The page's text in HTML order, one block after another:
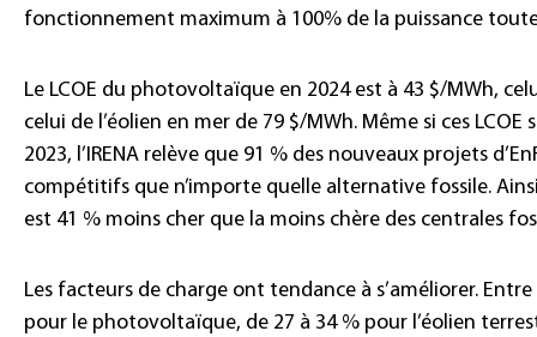
fonctionnement maximum à 100% de la puissance toute
Le LCOE du photovoltaïque en 2024 est à 43 $/MWh,
celui de l’éolien en mer de 79 $/MWh. Même si ces
2023, l’IRENA relève que 91 % des nouveaux projets
compétitifs que n’importe quelle alternative fossile.
est 41 % moins cher que la moins chère des centrales
Les facteurs de charge ont tendance à s’améliorer.
pour le photovoltaïque, de 27 à 34 % pour l’éolien